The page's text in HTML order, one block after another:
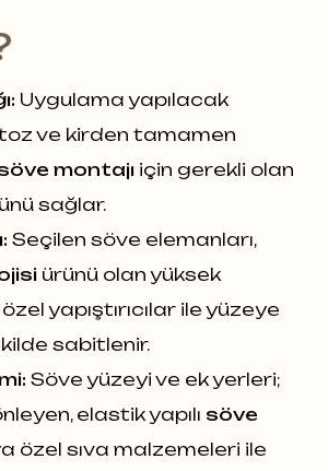
Uygulama yapılacak
ve kirden tamamen
montajı için gerekli olan
sağlar.
Seçilen söve elemanları,
ürünü olan yüksek
yapıştırıcılar ile yüzeye
sabitlenir.
Söve yüzeyi ve ek yerleri;
elastik yapılı söve
özel sıva malzemeleri ile